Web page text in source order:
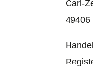
Carl-
49406